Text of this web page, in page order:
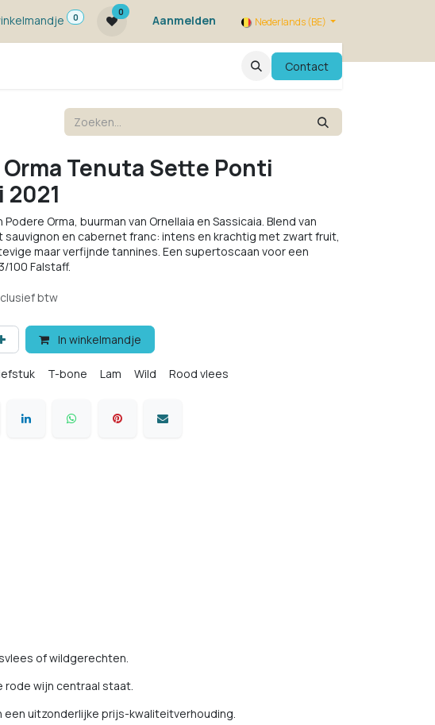
0
0
Aanmelden Nederlands (BE)
EvenementenContact
Orma Tenuta Sette Ponti
Podere Orma, buurman van Ornellaia en Sassicaia. Blend van
en cabernet franc: intens en krachtig met zwart fruit,
maar verfijnde tannines. Een supertoscaan voor een
100 Falstaff.
btw
In winkelmandje
T-bone Lam Wild Rood vlees
of wildgerechten.
rode wijn centraal staat.
een uitzonderlijke prijs-kwaliteitverhouding.